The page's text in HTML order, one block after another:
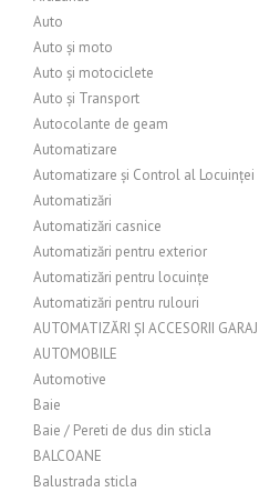
Auto
Auto și moto
Auto și motociclete
Auto și Transport
Autocolante de geam
Automatizare
Automatizare și Control al Locuinței
Automatizări
Automatizări casnice
Automatizări pentru exterior
Automatizări pentru locuințe
Automatizări pentru rulouri
AUTOMATIZĂRI ȘI ACCESORII GARAJ
AUTOMOBILE
Automotive
Baie
Baie / Pereti de dus din sticla
BALCOANE
Balustrada sticla